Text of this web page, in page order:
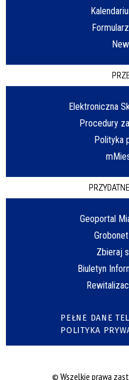
Elektroniczna
Procedury
Polityka
Geoportal
Zbieraj
Biuletyn
PEŁNE DANE
POLITYKA
© Wszelkie prawa